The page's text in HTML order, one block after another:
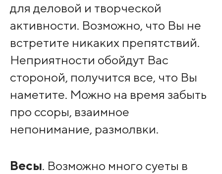
для деловой и творческой
активности. Возможно, что Вы не
встретите никаких препятствий.
Неприятности обойдут Вас
стороной, получится все, что Вы
наметите. Можно на время забыть
про ссоры, взаимное
непонимание, размолвки.
Весы. Возможно много суеты в